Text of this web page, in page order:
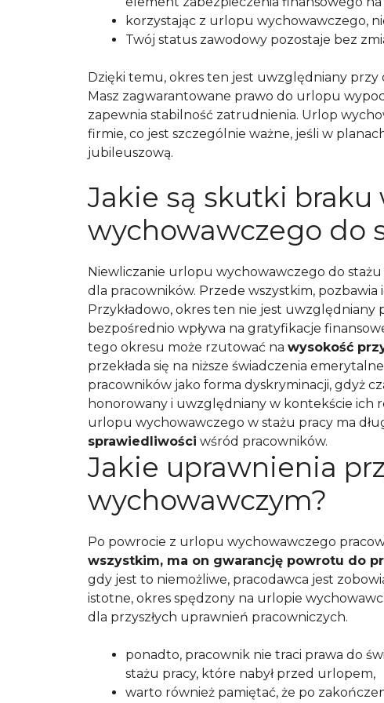
korzystając z urlopu wychowawczego,
Twój status zawodowy pozostaje bez
Dzięki temu, okres ten jest uwzględniany
Masz zagwarantowane prawo do urlopu
zapewnia stabilność zatrudnienia. Urlop
firmie, co jest szczególnie ważne, jeśli w
jubileuszową.
Jakie są skutki
wychowawczego do
Niewliczanie urlopu wychowawczego do
dla pracowników. Przede wszystkim, pozbawia
Przykładowo, okres ten nie jest uwzględniany
bezpośrednio wpływa na gratyfikacje
tego okresu może rzutować na wysokość
przekłada się na niższe świadczenia
pracowników jako forma dyskryminacji, gdyż
honorowany i uwzględniany w kontekście ich
urlopu wychowawczego w stażu pracy ma
sprawiedliwości wśród pracowników.
Jakie uprawnienia
wychowawczym?
Po powrocie z urlopu wychowawczego
wszystkim, ma on gwarancję powrotu do
gdy jest to niemożliwe, pracodawca jest
istotne, okres spędzony na urlopie
dla przyszłych uprawnień pracowniczych.
ponadto, pracownik nie traci prawa do
stażu pracy, które nabył przed urlopem,
warto również pamiętać, że po